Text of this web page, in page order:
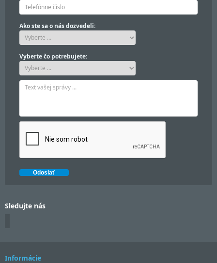
Ako ste sa o nás dozvedeli:
Vyberte čo potrebujete:
Sledujte nás
Informácie